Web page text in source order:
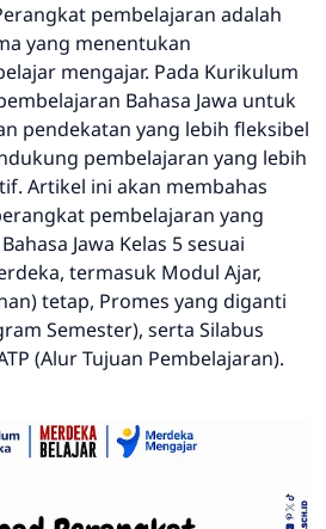
pembelajaran adalah
yang menentukan
mengajar. Pada Kurikulum
Bahasa Jawa untuk
pendekatan yang lebih fleksibel
pembelajaran yang lebih
Artikel ini akan membahas
pembelajaran yang
Jawa Kelas 5 sesuai
termasuk Modul Ajar,
tetap, Promes yang diganti
Semester), serta Silabus
(Alur Tujuan Pembelajaran).